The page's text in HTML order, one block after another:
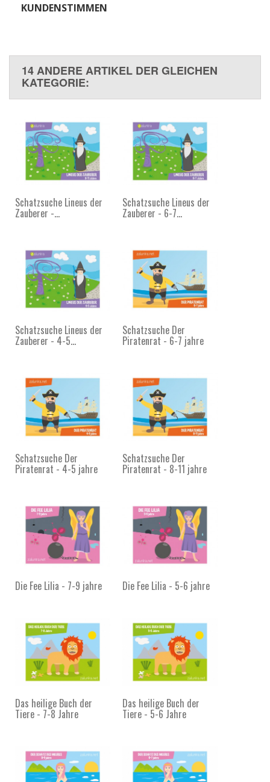
KUNDENSTIMMEN
14 ANDERE ARTIKEL DER GLEICHEN
KATEGORIE:
Schatzsuche Lineus der
Zauberer -...
Schatzsuche Lineus der
Zauberer - 6-7...
Schatzsuche Lineus der
Zauberer - 4-5...
Schatzsuche Der
Piratenrat - 6-7 jahre
Schatzsuche Der
Piratenrat - 4-5 jahre
Schatzsuche Der
Piratenrat - 8-11 jahre
Die Fee Lilia - 7-9 jahre Die Fee Lilia - 5-6 jahre
Das heilige Buch der
Tiere - 7-8 Jahre
Das heilige Buch der
Tiere - 5-6 Jahre